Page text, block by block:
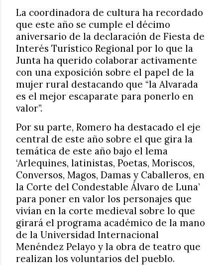
La coordinadora de cultura ha recordado
que este año se cumple el décimo
aniversario de la declaración de Fiesta de
Interés Turístico Regional por lo que la
Junta ha querido colaborar activamente
con una exposición sobre el papel de la
mujer rural destacando que “la Alvarada
es el mejor escaparate para ponerlo en
valor”.
Por su parte, Romero ha destacado el eje
central de este año sobre el que gira la
temática de este año bajo el lema
‘Arlequines, latinistas, Poetas, Moriscos,
Conversos, Magos, Damas y Caballeros, en
la Corte del Condestable Álvaro de Luna’
para poner en valor los personajes que
vivían en la corte medieval sobre lo que
girará el programa académico de la mano
de la Universidad Internacional
Menéndez Pelayo y la obra de teatro que
realizan los voluntarios del pueblo.